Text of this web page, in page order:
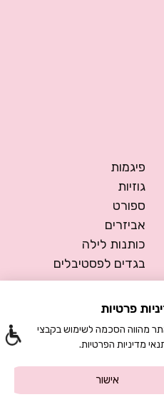
פיגמות
גוזיות
ספורט
אביזרים
כותנות לילה
בגדים לפסטיבלים
תחתונה
פרטיות
מהווה הסכמה לשימוש בקבצי
אישור